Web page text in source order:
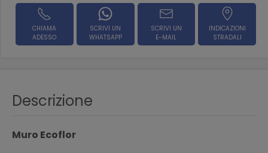
CHIAMA
ADESSO
SCRIVI UN
WHATSAPP
SCRIVI UN
E-MAIL
INDICAZIONI
STRADALI
Descrizione
Muro Ecoflor